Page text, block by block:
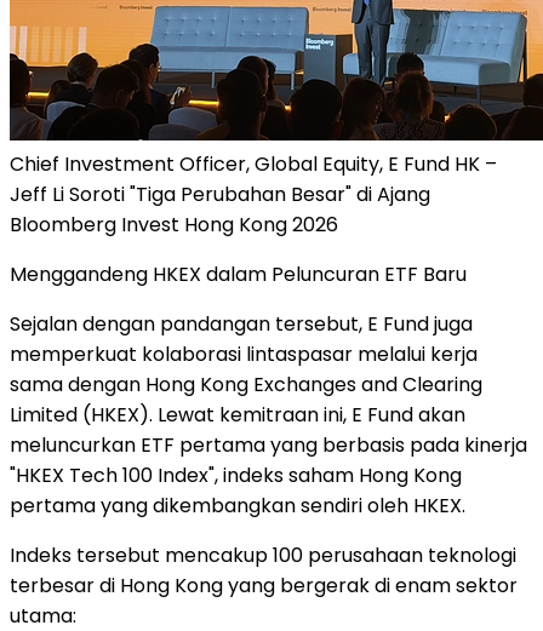
Chief Investment Officer, Global Equity, E Fund HK –
Jeff Li Soroti "Tiga Perubahan Besar" di Ajang
Bloomberg Invest Hong Kong 2026
Menggandeng HKEX dalam Peluncuran ETF Baru
Sejalan dengan pandangan tersebut, E Fund juga
memperkuat kolaborasi lintaspasar melalui kerja
sama dengan Hong Kong Exchanges and Clearing
Limited (HKEX). Lewat kemitraan ini, E Fund akan
meluncurkan ETF pertama yang berbasis pada kinerja
"HKEX Tech 100 Index", indeks saham Hong Kong
pertama yang dikembangkan sendiri oleh HKEX.
Indeks tersebut mencakup 100 perusahaan teknologi
terbesar di Hong Kong yang bergerak di enam sektor
utama: